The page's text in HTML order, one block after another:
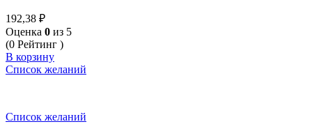
192,38 ₽
Оценка 0 из 5
(0 Рейтинг )
В корзину
Список желаний
Список желаний